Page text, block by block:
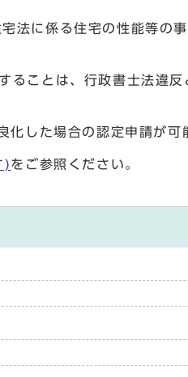
法に係る住宅の性能等の
ことは、行政書士法違反
した場合の認定申請が可
)をご参照ください。